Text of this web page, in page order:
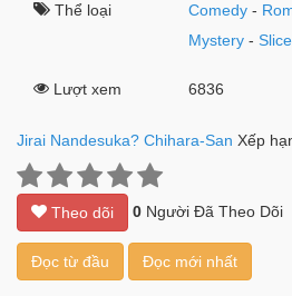
Thể loại Comedy -
Mystery -
Lượt xem 6836
Jirai Nandesuka? Chihara-San Xếp
Theo dõi 0 Người Đã Theo Dõi
Đọc từ đầu Đọc mới nhất